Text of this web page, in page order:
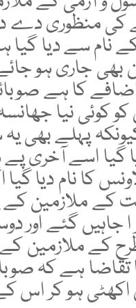
کی منظوری دے
نام سے دیا
بھی جاری ہو
اضافے کا ہے
کوئی نیا
پہلے بھی یہ
گیا اسے آخری
کا نام دیا گیا
کے ملازمین
ا جاہیں گئے اور
کے ملازمین کے
ہے کہ
ہو کر اس